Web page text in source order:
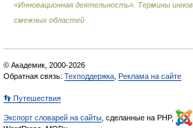
«Инновационная деятельность». Термины
смежных областей
© Академик, 2000-2026
Обратная связь: Техподдержка Реклама на сайте
👣 Путешествия
Экспорт словарей на сайты , сделанные на PHP,